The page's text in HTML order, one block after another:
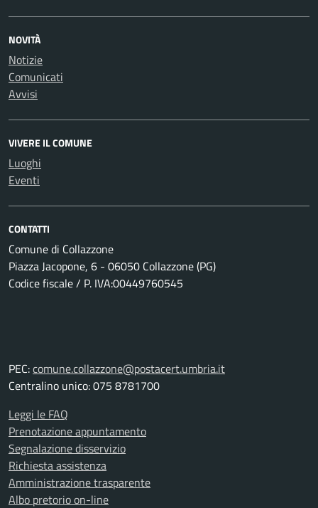
NOVITÀ
Notizie
Comunicati
Avvisi
VIVERE IL COMUNE
Luoghi
Eventi
CONTATTI
Comune di Collazzone
Piazza Jacopone, 6 - 06050 Collazzone (PG)
Codice fiscale / P. IVA:00449760545
PEC:comune.collazzone@postacert.umbria.it
Centralino unico: 075 8781700
Leggi le FAQ
Prenotazione appuntamento
Segnalazione disservizio
Richiesta assistenza
Amministrazione trasparente
Albo pretorio on-line